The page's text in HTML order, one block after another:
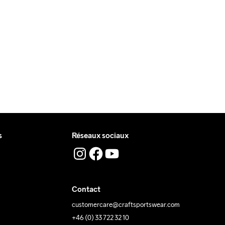
Réseaux sociaux
Contact
customercare@craftsportswear.com
+46 (0) 33 722 32 10